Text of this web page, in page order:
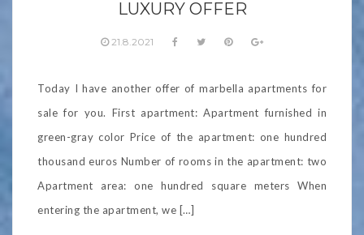
LUXURY OFFER
21.8.2021
Today I have another offer of marbella apartments for
sale for you. First apartment: Apartment furnished in
green-gray color Price of the apartment: one hundred
thousand euros Number of rooms in the apartment: two
Apartment area: one hundred square meters When
entering the apartment, we […]